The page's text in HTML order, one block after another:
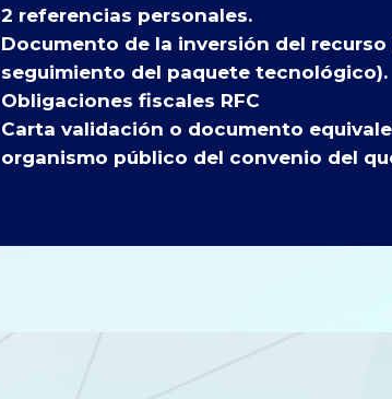
2 referencias personales.
Documento de la inversión del recurso
seguimiento del paquete tecnológico).
Obligaciones fiscales RFC
Carta validación o documento
organismo público del convenio del